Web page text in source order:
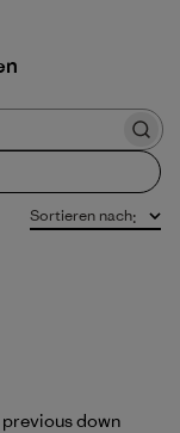
Sortieren nach:
down